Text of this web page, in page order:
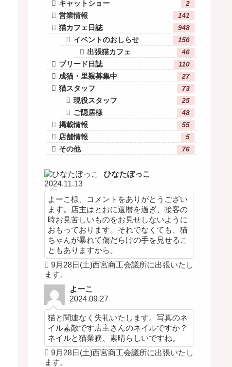
キャットショー 2
営業情報 141
猫カフェ日誌 948
イベントのおしらせ 156
出張猫カフェ 46
ブリード日誌 110
成猫・里親募集中 27
猫スタッフ 73
現役スタッフ 25
ご隠居様 48
掲載情報 55
店舗情報 5
その他 76
ひなたぼっこ
2024.11.13
よーこ様、コメントをありがとうござい
ます。店主はとおに還暦を過ぎ、接客の
時お見苦しいものをお見せしないように
おもっております。それでなくても、猫
ちゃんが暴れて傷だらけの手を見せるこ
ともありますから。
9月28日(土)西宮商工会議所に出張いたし
ます。
よーこ
2024.09.27
猫と関連なく失礼いたします。写真のネ
イル素敵です店主さんのネイルですか？
ネイルと猫業務、素晴らしいですね。
9月28日(土)西宮商工会議所に出張いたし
ます。